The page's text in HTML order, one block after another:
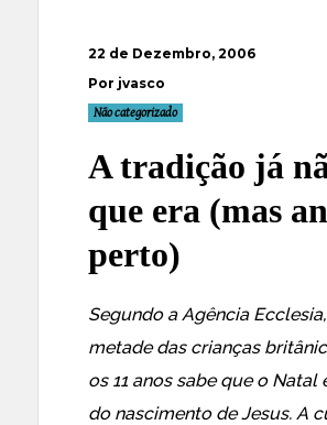
22 de Dezembro, 2006
Por jvasco
Não categorizado
A tradição já
que era (mas
perto)
Segundo a Agência Ecclesia
metade das crianças
os 11 anos sabe que o Natal
do nascimento de Jesus. A